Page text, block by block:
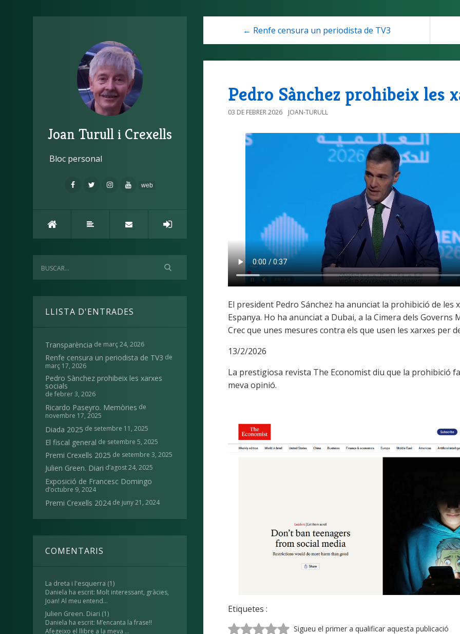
Joan Turull i Crexells
Bloc personal
web
LLISTA D'ENTRADES
Transparència de març 24, 2026
Renfe censura un periodista de TV3 de
març 17, 2026
Pedro Sànchez prohibeix les xarxes
socials
de febrer 3, 2026
Ricardo Paseyro. Memòries de
novembre 17, 2025
Diada 2025 de setembre 11, 2025
El fiscal general de setembre 5, 2025
Premi Crexells 2025 de setembre 3, 2025
Julien Green. Diari d’agost 24, 2025
Exposició de Francesc Domingo
d’octubre 9, 2024
Premi Crexells 2024 de juny 21, 2024
COMENTARIS
La dreta i l'esquerra (1)
Daniela ha escrit: Molt interessant, gràcies,
Joan! Al meu entend...
Julien Green. Diari (1)
Daniela ha escrit: M’encanta la frase!!
Afegeixo el llibre a la meva ...
← Renfe censura un periodista de TV3
Pedro Sànchez prohibeix les
03 DE FEBRER 2026 JOAN-TURULL
El president Pedro Sánchez ha anunciat la prohibició de les
Espanya. Ho ha anunciat a Dubai, a la Cimera dels
Crec que unes mesures contra els que usen les xarxes per
13/2/2026
La prestigiosa revista The Economist diu que la prohibició
meva opinió.
Etiquetes :
Sigueu el primer a qualificar aquesta publicació